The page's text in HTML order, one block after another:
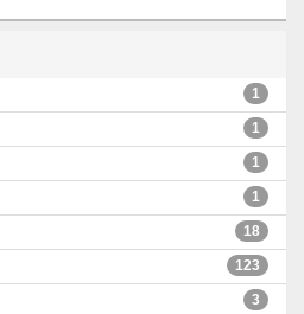
1
1
1
1
18
123
3